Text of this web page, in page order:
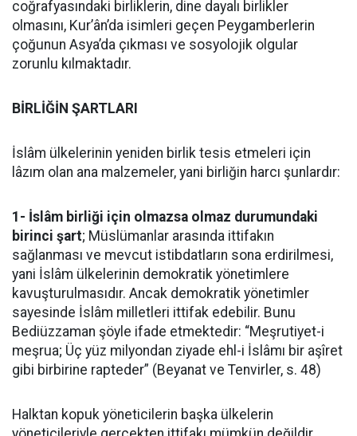
coğrafyasındaki birliklerin, dine dayalı birlikler
olmasını, Kur’ân’da isimleri geçen Peygamberlerin
çoğunun Asya’da çıkması ve sosyolojik olgular
zorunlu kılmaktadır.
BİRLİĞİN ŞARTLARI
İslâm ülkelerinin yeniden birlik tesis etmeleri için
lâzım olan ana malzemeler, yani birliğin harcı şunlardır:
1- İslâm birliği için olmazsa olmaz durumundaki
birinci şart; Müslümanlar arasında ittifakın
sağlanması ve mevcut istibdatların sona erdirilmesi,
yani İslâm ülkelerinin demokratik yönetimlere
kavuşturulmasıdır. Ancak demokratik yönetimler
sayesinde İslâm milletleri ittifak edebilir. Bunu
Bediüzzaman şöyle ifade etmektedir: “Meşrutiyet-i
meşrua; Üç yüz milyondan ziyade ehl-i İslâmı bir aşîret
gibi birbirine rapteder” (Beyanat ve Tenvirler, s. 48)
Halktan kopuk yöneticilerin başka ülkelerin